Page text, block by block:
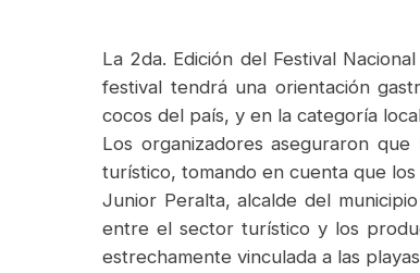
La 2da. Edición del Festival
festival tendrá una orientación
cocos del país, y en la categoría
Los organizadores aseguraron
turístico, tomando en cuenta que
Junior Peralta, alcalde del
entre el sector turístico y los
estrechamente vinculada a las